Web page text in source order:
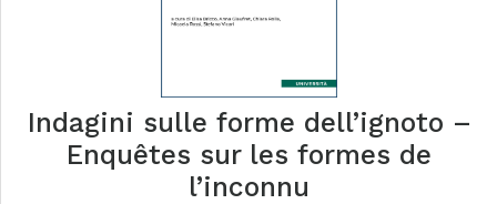
Indagini sulle forme dell’ignoto –
Enquêtes sur les formes de
l’inconnu